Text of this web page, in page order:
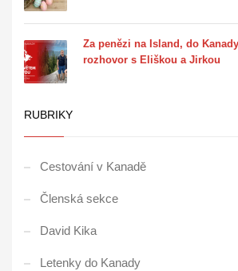
Za penězi na Island, do
rozhovor s Eliškou a Jirkou
RUBRIKY
Cestování v Kanadě
Členská sekce
David Kika
Letenky do Kanady